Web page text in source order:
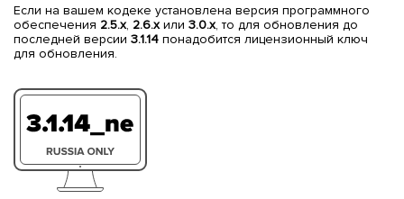
Если на вашем кодеке установлена версия программного
обеспечения 2.5.x, 2.6.xили 3.0.x, то для обновления до
последней версии 3.1.14 понадобится лицензионный ключ
для обновления.